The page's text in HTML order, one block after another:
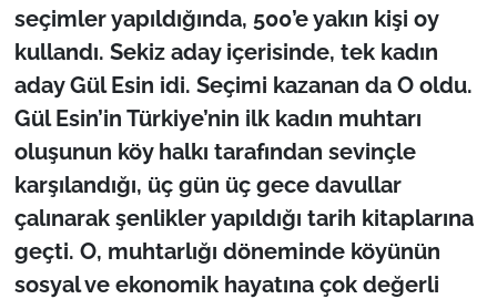
seçimler yapıldığında, 500’e yakın kişi oy
kullandı. Sekiz aday içerisinde, tek kadın
aday Gül Esin idi. Seçimi kazanan da O oldu.
Gül Esin’in Türkiye’nin ilk kadın muhtarı
oluşunun köy halkı tarafından sevinçle
karşılandığı, üç gün üç gece davullar
çalınarak şenlikler yapıldığı tarih kitaplarına
geçti. O, muhtarlığı döneminde köyünün
sosyal ve ekonomik hayatına çok değerli